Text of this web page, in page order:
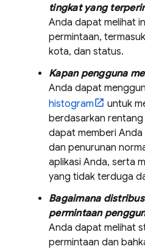
tingkat yang
Anda dapat melihat
permintaan,
kota, dan status.
Kapan pengguna
Anda dapat
histogram
untuk
berdasarkan
dapat memberi
dan penurunan
aplikasi Anda, serta
yang tidak terduga
Bagaimana
permintaan
Anda dapat melihat
permintaan dan